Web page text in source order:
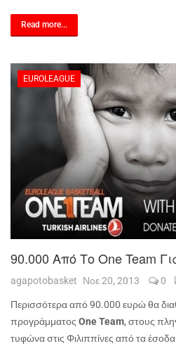
Read more...
EUROLEAGUE
90.000 Από Το One Team
agapotobasket Νοε 20, 2013 0
Περισσότερα από 90.000 ευρώ θα
προγράμματος OneTeam, στους
τυφώνα στις Φιλιππίνες από τα